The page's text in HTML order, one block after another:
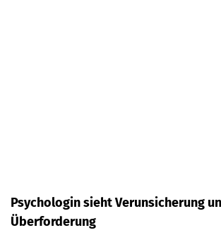
Psychologin sieht Verunsicherung
Überforderung